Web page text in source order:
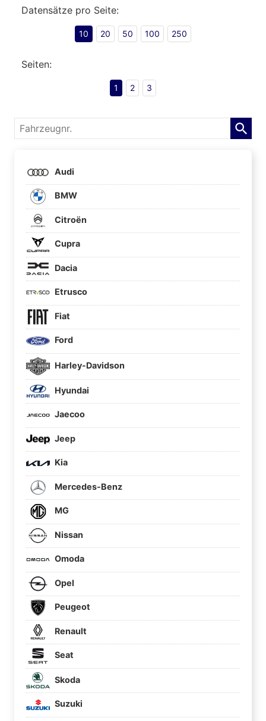
Datensätze pro Seite:
10 20 50 100 250
Seiten:
1 2 3
Fahrzeugnr.
Audi
BMW
Citroën
Cupra
Dacia
Etrusco
Fiat
Ford
Harley-Davidson
Hyundai
Jaecoo
Jeep
Kia
Mercedes-Benz
MG
Nissan
Omoda
Opel
Peugeot
Renault
Seat
Skoda
Suzuki